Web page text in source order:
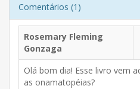
Comentários (1)
Rosemary Fleming
Gonzaga
Olá bom dia! Esse livro vem
as onamatopéias?